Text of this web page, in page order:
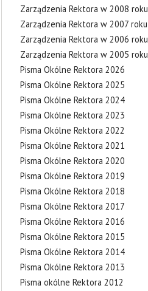
Zarządzenia Rektora w 2008 roku
Zarządzenia Rektora w 2007 roku
Zarządzenia Rektora w 2006 roku
Zarządzenia Rektora w 2005 roku
Pisma Okólne Rektora 2026
Pisma Okólne Rektora 2025
Pisma Okólne Rektora 2024
Pisma Okólne Rektora 2023
Pisma Okólne Rektora 2022
Pisma Okólne Rektora 2021
Pisma Okólne Rektora 2020
Pisma Okólne Rektora 2019
Pisma Okólne Rektora 2018
Pisma Okólne Rektora 2017
Pisma Okólne Rektora 2016
Pisma Okólne Rektora 2015
Pisma Okólne Rektora 2014
Pisma Okólne Rektora 2013
Pisma okólne Rektora 2012